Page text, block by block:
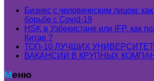
Бизнес с человеческим лицом:
борьбе с Covid-19
HSK в Узбекистане или IFP, как
Китае ?
ТОП-10 ЛУЧШИХ
ВАКАНСИИ В КРУПНЫХ
Меню